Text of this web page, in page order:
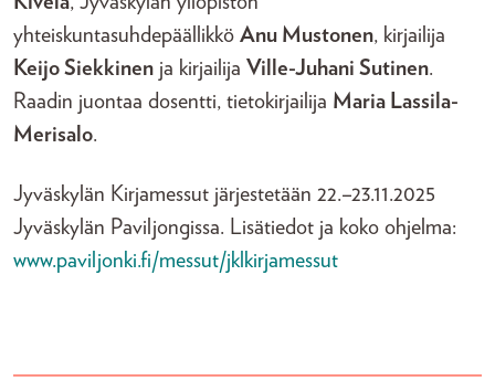
yhteiskuntasuhdepäällikkö Anu Mustonen, kirjailija
Keijo Siekkinen ja kirjailija Ville-Juhani Sutinen.
Raadin juontaa dosentti, tietokirjailija Maria Lassila-
Merisalo.
Jyväskylän Kirjamessut järjestetään 22.–23.11.2025
Jyväskylän Paviljongissa. Lisätiedot ja koko ohjelma:
www.paviljonki.fi/messut/jklkirjamessut